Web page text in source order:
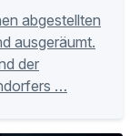
abgestellten
ausgeräumt.
der
…